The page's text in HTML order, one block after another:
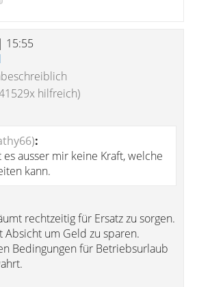
15:55
hilfreich)
:
ausser mir keine Kraft, welche
kann.
rechtzeitig für Ersatz zu sorgen.
Absicht um Geld zu sparen.
Bedingungen für Betriebsurlaub